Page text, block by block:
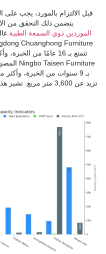
قبل الالتزام بالمورد، يجب على
يتضمن ذلك التحقق من
الموردين ذوي السمعة الطيبة
تزيد عن 3,600 متر